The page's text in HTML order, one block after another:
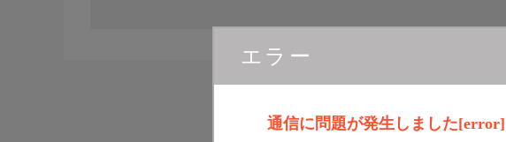
エラー
通信に問題が発生しました[error]